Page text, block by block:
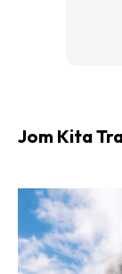
Paling yang
Muslim dan
perjalanan
juga merancang
tahun hadapan.
Jom Kita